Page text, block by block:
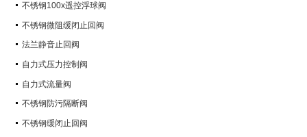
不锈钢100x遥控浮球阀
不锈钢微阻缓闭止回阀
法兰静音止回阀
自力式压力控制阀
自力式流量阀
不锈钢防污隔断阀
不锈钢缓闭止回阀